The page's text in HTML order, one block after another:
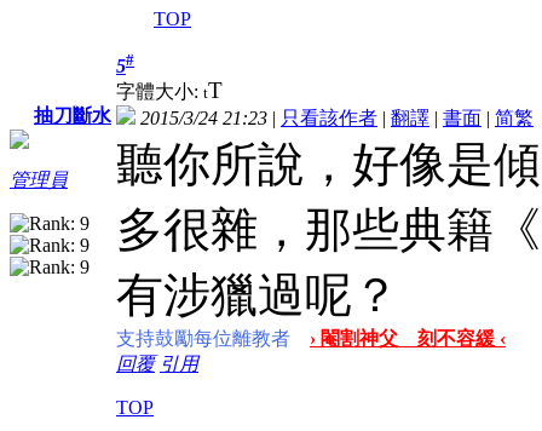
TOP
抽刀斷水
管理員
5#
字體大小: tT
2015/3/24 21:23 | 只看該作者 | 翻譯 | 書面 | 简繁
聽你所說，好像是
多很雜，那些典籍
有涉獵過呢？
支持鼓勵每位離教者
› 閹割神父 刻不容緩 ‹
回覆 引用
TOP